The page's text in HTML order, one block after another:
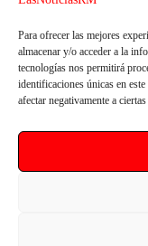
Para ofrecer las mejores
almacenar y/o acceder a la
tecnologías nos permitirá
identificaciones únicas en
afectar negativamente a
Artículo anterior
UGT denuncia otra
y alerta de una crisis